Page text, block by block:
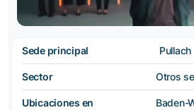
Sede principal Pullach
Sector Otros
Ubicaciones en
Baden-